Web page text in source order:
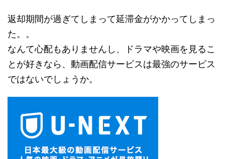
返却期間が過ぎてしまって延滞金がかかってしまっ
た。。
なんて心配もありませんし、ドラマや映画を見るこ
とが好きなら、動画配信サービスは最強のサービス
ではないでしょうか。